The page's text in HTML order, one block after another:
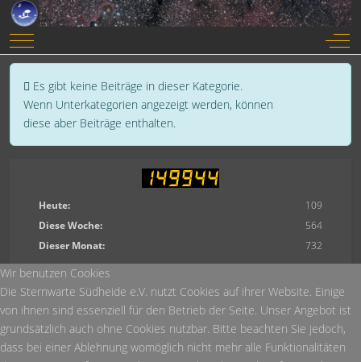
Mobile Menu Toggle Off-
Information
Es gibt keine Beiträge in dieser Kategorie.
Wenn Unterkategorien angezeigt werden, können
diese aber Beiträge enthalten.
Heute:
109
Diese Woche:
564
Dieser Monat:
732
Wir benutzen Cookies
Die Sternwarte Südheide e.V. nutzt Cookies auf ihrer Website. Einige
von ihnen sind essenziell für den Betrieb der Seite. Unser Angebot ist
grundsätzlich auch ohne Cookies nutzbar. Bitte beachten Sie jedoch,
dass bei einer Ablehnung womöglich nicht mehr alle Funktionalitäten